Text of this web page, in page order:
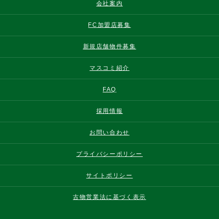
会社案内
FC加盟店募集
新規店舗物件募集
マスコミ紹介
FAQ
採用情報
お問い合わせ
プライバシーポリシー
サイトポリシー
古物営業法に基づく表示